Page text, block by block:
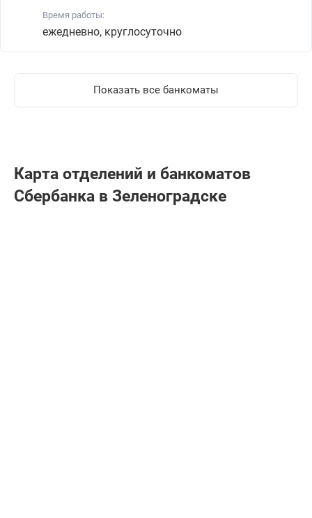
Время работы:
ежедневно, круглосуточно
Показать все банкоматы
Карта отделений и банкоматов
Сбербанкa в Зеленоградске